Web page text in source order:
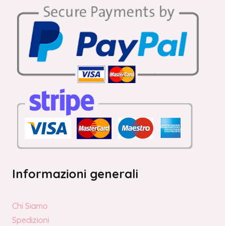
Informazioni generali
Chi Siamo
Spedizioni